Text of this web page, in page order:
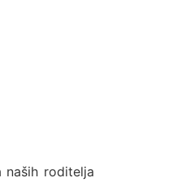
roditelja